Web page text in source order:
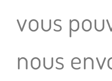
vous
nous